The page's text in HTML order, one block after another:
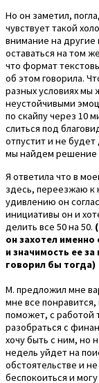
Но он заметил,
чувствует такой
внимание на другие
оставаться на том
что формат
об этом говорила.
разных условиях мы
неустойчивыми
по скайпу через 10
слиться под
отпустит и не
мы найдем решение
Я ответила что в
здесь, переезжаю к
удивлению он
инициативы он и
делить все 50 на 50.
он захотел именно
и значимость ее
говорил бы тогда)
М. предложил мне
мне все
поможет, с работой
разобраться с
хочу быть с ним, но
недель уйдет на
обстоятельстве и
беспокоиться и